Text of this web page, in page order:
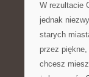
W rezultacie
jednak
starych
przez
chcesz